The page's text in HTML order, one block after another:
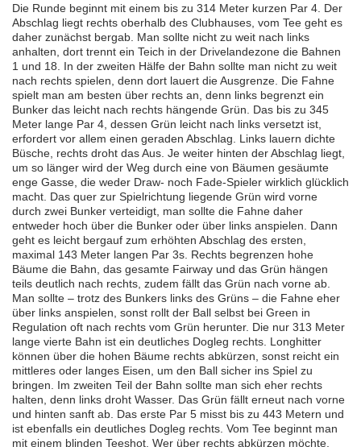
Die Runde beginnt mit einem bis zu 314 Meter kurzen Par 4. Der
Abschlag liegt rechts oberhalb des Clubhauses, vom Tee geht es
daher zunächst bergab. Man sollte nicht zu weit nach links
anhalten, dort trennt ein Teich in der Drivelandezone die Bahnen
1 und 18. In der zweiten Hälfe der Bahn sollte man nicht zu weit
nach rechts spielen, denn dort lauert die Ausgrenze. Die Fahne
spielt man am besten über rechts an, denn links begrenzt ein
Bunker das leicht nach rechts hängende Grün. Das bis zu 345
Meter lange Par 4, dessen Grün leicht nach links versetzt ist,
erfordert vor allem einen geraden Abschlag. Links lauern dichte
Büsche, rechts droht das Aus. Je weiter hinten der Abschlag liegt,
um so länger wird der Weg durch eine von Bäumen gesäumte
enge Gasse, die weder Draw- noch Fade-Spieler wirklich glücklich
macht. Das quer zur Spielrichtung liegende Grün wird vorne
durch zwei Bunker verteidigt, man sollte die Fahne daher
entweder hoch über die Bunker oder über links anspielen. Dann
geht es leicht bergauf zum erhöhten Abschlag des ersten,
maximal 143 Meter langen Par 3s. Rechts begrenzen hohe
Bäume die Bahn, das gesamte Fairway und das Grün hängen
teils deutlich nach rechts, zudem fällt das Grün nach vorne ab.
Man sollte – trotz des Bunkers links des Grüns – die Fahne eher
über links anspielen, sonst rollt der Ball selbst bei Green in
Regulation oft nach rechts vom Grün herunter. Die nur 313 Meter
lange vierte Bahn ist ein deutliches Dogleg rechts. Longhitter
können über die hohen Bäume rechts abkürzen, sonst reicht ein
mittleres oder langes Eisen, um den Ball sicher ins Spiel zu
bringen. Im zweiten Teil der Bahn sollte man sich eher rechts
halten, denn links droht Wasser. Das Grün fällt erneut nach vorne
und hinten sanft ab. Das erste Par 5 misst bis zu 443 Metern und
ist ebenfalls ein deutliches Dogleg rechts. Vom Tee beginnt man
mit einem blinden Teeshot. Wer über rechts abkürzen möchte,